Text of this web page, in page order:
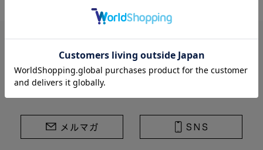
STRASBURGO | ストラスブルゴ